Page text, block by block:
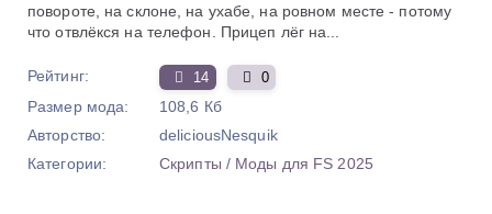
повороте, на склоне, на ухабе, на ровном месте - потому
что отвлёкся на телефон. Прицеп лёг на...
Рейтинг: 14 0
Размер мода:
108,6 Кб
Авторство:
deliciousNesquik
Категории:
Скрипты / Моды для FS 2025